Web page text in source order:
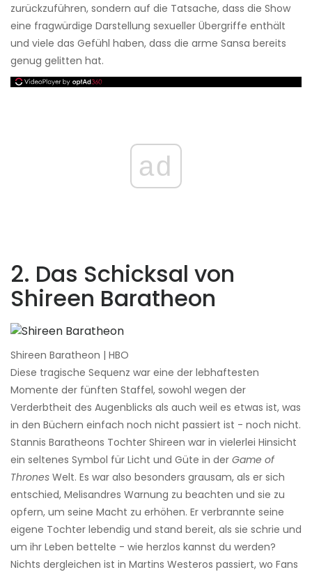
zurückzuführen, sondern auf die Tatsache, dass die Show
eine fragwürdige Darstellung sexueller Übergriffe enthält
und viele das Gefühl haben, dass die arme Sansa bereits
genug gelitten hat.
ad
2. Das Schicksal von
Shireen Baratheon
Shireen Baratheon | HBO
Diese tragische Sequenz war eine der lebhaftesten
Momente der fünften Staffel, sowohl wegen der
Verderbtheit des Augenblicks als auch weil es etwas ist, was
in den Büchern einfach noch nicht passiert ist - noch nicht.
Stannis Baratheons Tochter Shireen war in vielerlei Hinsicht
ein seltenes Symbol für Licht und Güte in der Game of
Thrones Welt. Es war also besonders grausam, als er sich
entschied, Melisandres Warnung zu beachten und sie zu
opfern, um seine Macht zu erhöhen. Er verbrannte seine
eigene Tochter lebendig und stand bereit, als sie schrie und
um ihr Leben bettelte - wie herzlos kannst du werden?
Nichts dergleichen ist in Martins Westeros passiert, wo Fans